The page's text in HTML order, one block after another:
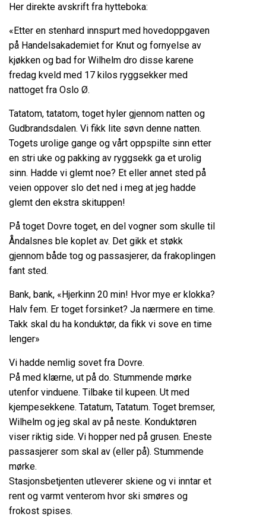
Her direkte avskrift fra hytteboka:
«Etter en stenhard innspurt med hovedoppgaven
på Handelsakademiet for Knut og fornyelse av
kjøkken og bad for Wilhelm dro disse karene
fredag kveld med 17 kilos ryggsekker med
nattoget fra Oslo Ø.
Tatatom, tatatom, toget hyler gjennom natten og
Gudbrandsdalen. Vi fikk lite søvn denne natten.
Togets urolige gange og vårt oppspilte sinn etter
en stri uke og pakking av ryggsekk ga et urolig
sinn. Hadde vi glemt noe? Et eller annet sted på
veien oppover slo det ned i meg at jeg hadde
glemt den ekstra skituppen!
På toget Dovre toget, en del vogner som skulle til
Åndalsnes ble koplet av. Det gikk et støkk
gjennom både tog og passasjerer, da frakoplingen
fant sted.
Bank, bank, «Hjerkinn 20 min! Hvor mye er klokka?
Halv fem. Er toget forsinket? Ja nærmere en time.
Takk skal du ha konduktør, da fikk vi sove en time
lenger»
Vi hadde nemlig sovet fra Dovre.
På med klærne, ut på do. Stummende mørke
utenfor vinduene. Tilbake til kupeen. Ut med
kjempesekkene. Tatatum, Tatatum. Toget bremser,
Wilhelm og jeg skal av på neste. Konduktøren
viser riktig side. Vi hopper ned på grusen. Eneste
passasjerer som skal av (eller på). Stummende
mørke.
Stasjonsbetjenten utleverer skiene og vi inntar et
rent og varmt venterom hvor ski smøres og
frokost spises.